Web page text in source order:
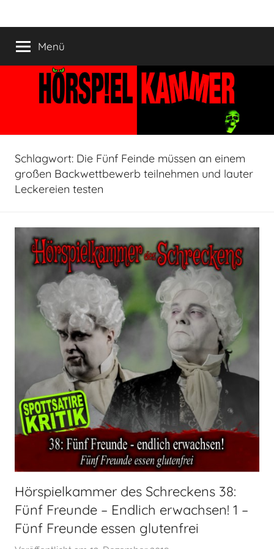
Inhalt
springen
HÖRSPIELKAMMER
nicht!
Menü
Schlagwort: Die Fünf Feinde müssen an einem
großen Backwettbewerb teilnehmen und lauter
Leckereien testen
Hörspielkammer des Schreckens 38:
Fünf Freunde – Endlich erwachsen! 1 –
Fünf Freunde essen glutenfrei